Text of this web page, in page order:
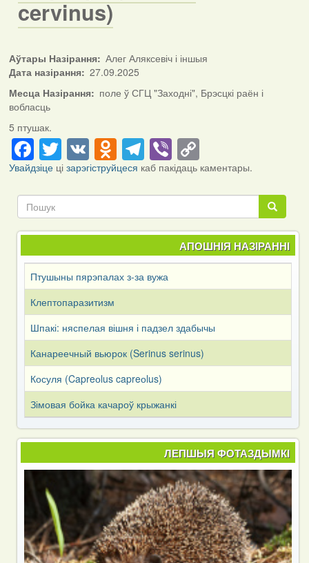
cervinus)
Аўтары Назірання
Алег Аляксевіч і іншыя
Дата назірання
27.09.2025
Месца Назірання
поле ў СГЦ "Заходні", Брэсцкі раён і
вобласць
5 птушак.
Facebook
Twitter
VKOdnoklassniki
Telegram
ViberCopy
Link
Увайдзіцеці зарэгіструйцеся каб пакідаць каментары.
Пошук
Пошук
АПОШНІЯ НАЗІРАННІ
Птушыны пярэпалах з-за вужа
Клептопаразитизм
Шпакі: няспелая вішня і падзел здабычы
Канареечный вьюрок (Serinus serinus)
Косуля (Capreоlus capreоlus)
Зімовая бойка качароў крыжанкі
ЛЕПШЫЯ ФОТАЗДЫМКІ